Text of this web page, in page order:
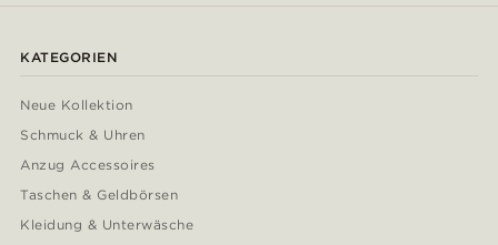
KATEGORIEN
Neue Kollektion
Schmuck & Uhren
Anzug Accessoires
Taschen & Geldbörsen
Kleidung & Unterwäsche